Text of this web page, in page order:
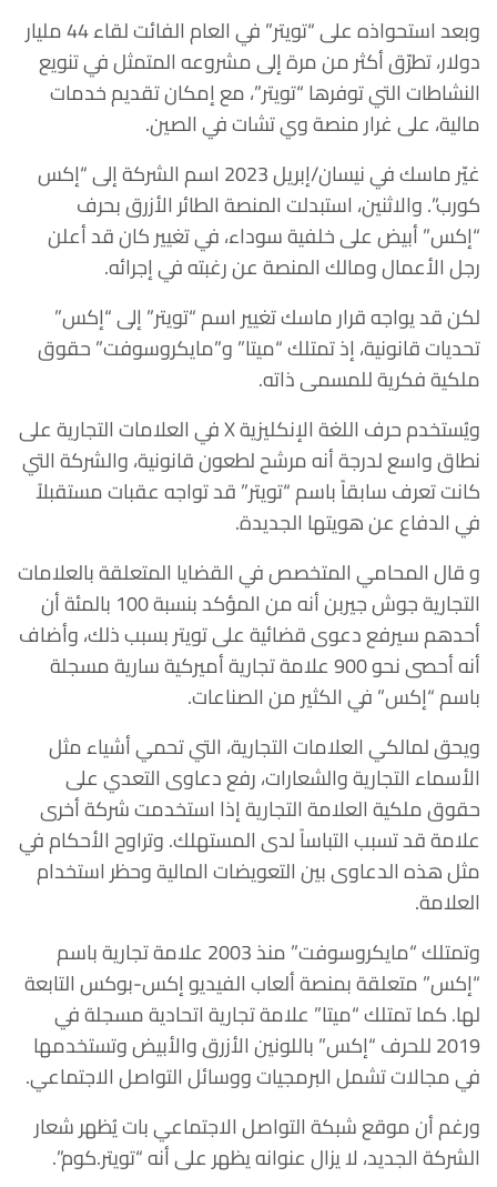
وبعد استحواذه على “تويتر” في العام الفائت لقاء 44 مليار
دولار، تطرّق أكثر من مرة إلى مشروعه المتمثل في تنويع
النشاطات التي توفرها “تويتر”، مع إمكان تقديم خدمات
مالية، على غرار منصة وي تشات في الصين.
غيّر ماسك في نيسان/إبريل 2023 اسم الشركة إلى “إكس
كورب”. والاثنين، استبدلت المنصة الطائر الأزرق بحرف
“إكس” أبيض على خلفية سوداء، في تغيير كان قد أعلن
رجل الأعمال ومالك المنصة عن رغبته في إجرائه.
لكن قد يواجه قرار ماسك تغيير اسم “تويتر” إلى “إكس”
تحديات قانونية، إذ تمتلك “ميتا” و”مايكروسوفت” حقوق
ملكية فكرية للمسمى ذاته.
ويُستخدم حرف اللغة الإنكليزية X في العلامات التجارية على
نطاق واسع لدرجة أنه مرشح لطعون قانونية، والشركة التي
كانت تعرف سابقاً باسم “تويتر” قد تواجه عقبات مستقبلاً
في الدفاع عن هويتها الجديدة.
و قال المحامي المتخصص في القضايا المتعلقة بالعلامات
التجارية جوش جيربن أنه من المؤكد بنسبة 100 بالمئة أن
أحدهم سيرفع دعوى قضائية على تويتر بسبب ذلك، وأضاف
أنه أحصى نحو 900 علامة تجارية أميركية سارية مسجلة
باسم “إكس” في الكثير من الصناعات.
ويحق لمالكي العلامات التجارية، التي تحمي أشياء مثل
الأسماء التجارية والشعارات، رفع دعاوى التعدي على
حقوق ملكية العلامة التجارية إذا استخدمت شركة أخرى
علامة قد تسبب التباساً لدى المستهلك. وتراوح الأحكام في
مثل هذه الدعاوى بين التعويضات المالية وحظر استخدام
العلامة.
وتمتلك “مايكروسوفت” منذ 2003 علامة تجارية باسم
“إكس” متعلقة بمنصة ألعاب الفيديو إكس-بوكس التابعة
لها. كما تمتلك “ميتا” علامة تجارية اتحادية مسجلة في
2019 للحرف “إكس” باللونين الأزرق والأبيض وتستخدمها
في مجالات تشمل البرمجيات ووسائل التواصل الاجتماعي.
ورغم أن موقع شبكة التواصل الاجتماعي بات يُظهر شعار
الشركة الجديد، لا يزال عنوانه يظهر على أنه “تويتر.كوم”.